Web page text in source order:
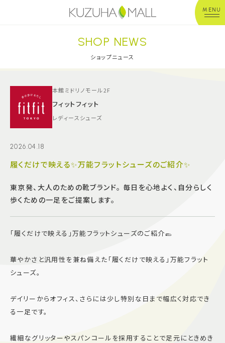
MENU
年中無休平 日：10:00~20:00
※店舗により異なる
ショップガイド
グルメ＆フード
施設案内
サイトマップ
SHOP NEWS
ショップニュース
本館ミドリノモール2F
フィットフィット
レディースシューズ
2026.04.18
履くだけで映える✨万能フラットシューズのご紹介✨
東京発、大人のための靴ブランド。 毎日を心地よく、自分らしく
歩くための一足をご提案します。
「履くだけで映える」万能フラットシューズのご紹介🥿
華やかさと汎用性を兼ね備えた「履くだけで映える」万能フラット
シューズ。
デイリーからオフィス、さらには少し特別な日まで幅広く対応でき
る一足です。
繊細なグリッターやスパンコールを採用することで足元にときめき